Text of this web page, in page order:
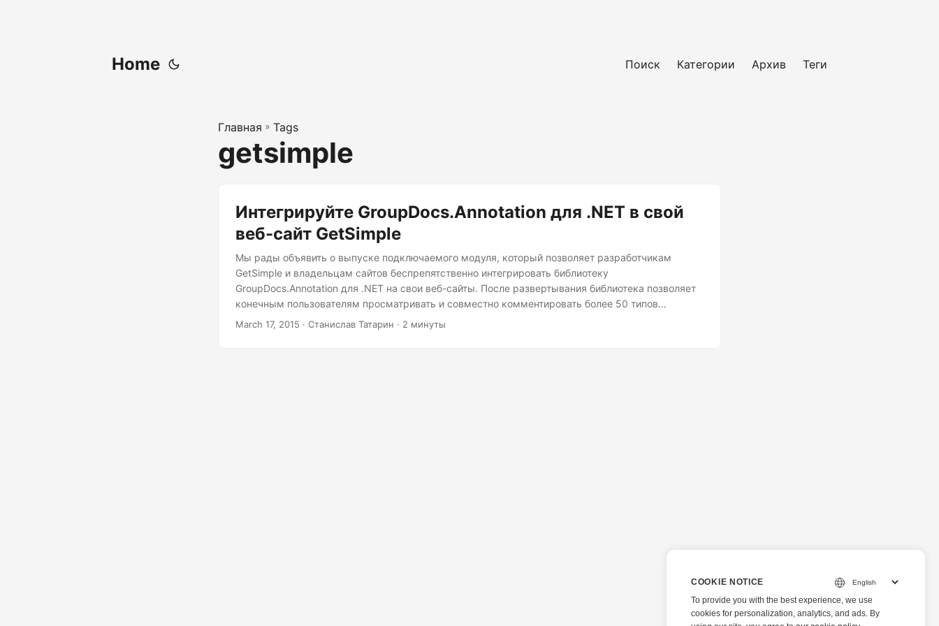
Home Поиск Категории Архив Теги
Главная » Tags
getsimple
Интегрируйте GroupDocs.Annotation для .NET в свой
веб-сайт GetSimple
Мы рады объявить о выпуске подключаемого модуля, который позволяет разработчикам
GetSimple и владельцам сайтов беспрепятственно интегрировать библиотеку
GroupDocs.Annotation для .NET на свои веб-сайты. После развертывания библиотека позволяет
конечным пользователям просматривать и совместно комментировать более 50 типов
документов и изображений прямо на вашем веб-сайте. Среди поддерживаемых форматов
March 17, 2015 · Станислав Татарин · 2 минуты
COOKIE NOTICE
To provide you with the best experience, we use
cookies for personalization, analytics, and ads. By